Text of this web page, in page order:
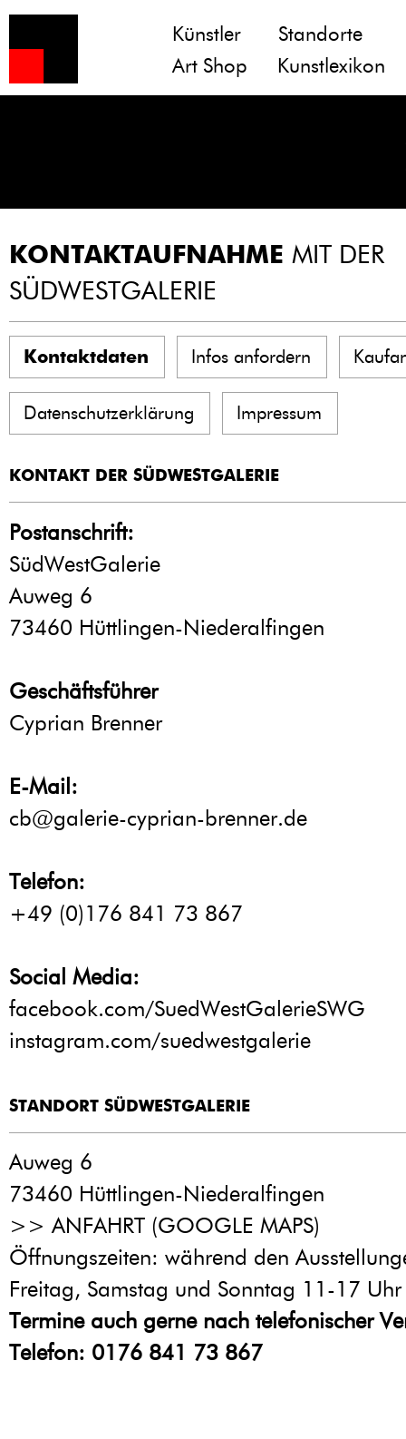
Künstler
Standorte
Art Shop
Kunstlexikon
KONTAKTAUFNAHME MIT DER
SÜDWESTGALERIE
Kontaktdaten Infos anfordern
Datenschutzerklärung Impressum
KONTAKT DER SÜDWESTGALERIE
Postanschrift:
SüdWestGalerie
Auweg 6
73460 Hüttlingen-Niederalfingen
Geschäftsführer
Cyprian Brenner
E-Mail:
cb@galerie-cyprian-brenner.de
Telefon:
+49 (0)176 841 73 867
Social Media:
facebook.com/SuedWestGalerieSWG
instagram.com/suedwestgalerie
STANDORT SÜDWESTGALERIE
Auweg 6
73460 Hüttlingen-Niederalfingen
>> ANFAHRT (GOOGLE MAPS)
Öffnungszeiten: während den
Freitag, Samstag und Sonntag 11-17 Uhr
Termine auch gerne nach telefonischer
Telefon: 0176 841 73 867